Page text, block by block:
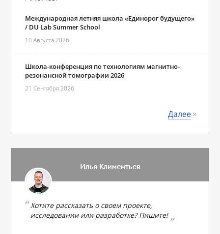
Международная летняя школа «Единорог будущего»
/ DU Lab Summer School
10 Августа 2026
Школа-конференция по технологиям магнитно-
резонансной томографии 2026
21 Сентября 2026
Далее
Илья Климентьев
Хотите рассказать о своем проекте,
исследовании или разработке? Пишите!